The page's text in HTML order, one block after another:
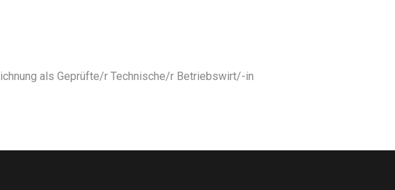
als Geprüfte/r Technische/r Betriebswirt/-in